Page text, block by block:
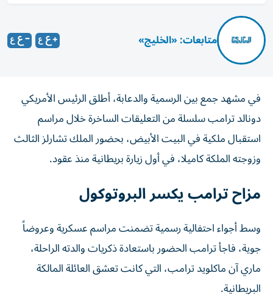
متابعات: «الخليج»
في مشهد جمع بين الرسمية والدعابة، أطلق الرئيس الأمريكي
دونالد ترامب سلسلة من التعليقات الساخرة خلال مراسم
استقبال ملكية في البيت الأبيض، بحضور الملك تشارلز الثالث
وزوجته الملكة كاميلا، في أول زيارة بريطانية منذ عقود.
مزاح ترامب يكسر البروتوكول
وسط أجواء احتفالية رسمية تضمنت مراسم عسكرية وعروضاً
جوية، فاجأ ترامب الحضور باستعادة ذكريات والدته الراحلة،
ماري آن ماكلويد ترامب، التي كانت تعشق العائلة المالكة
البريطانية.